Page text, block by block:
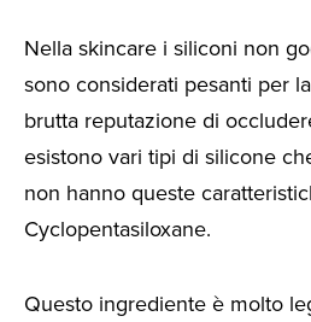
Nella skincare i siliconi non
sono considerati pesanti per
brutta reputazione di
esistono vari tipi di silicone
non hanno queste
Cyclopentasiloxane.
Questo ingrediente è molto